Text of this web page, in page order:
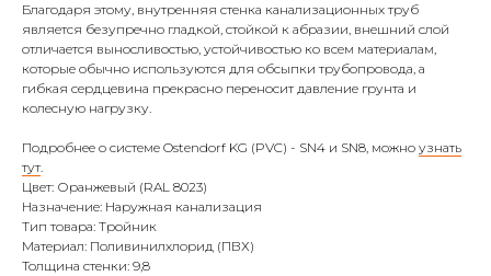
Благодаря этому, внутренняя стенка канализационных труб
является безупречно гладкой, стойкой к абразии, внешний слой
отличается выносливостью, устойчивостью ко всем материалам,
которые обычно используются для обсыпки трубопровода, а
гибкая сердцевина прекрасно переносит давление грунта и
колесную нагрузку.
Подробнее о системе Ostendorf KG (PVC) - SN4 и SN8, можно узнать
тут.
Цвет: Оранжевый (RAL 8023)
Назначение: Наружная канализация
Тип товара: Тройник
Материал: Поливинилхлорид (ПВХ)
Толщина стенки: 9,8